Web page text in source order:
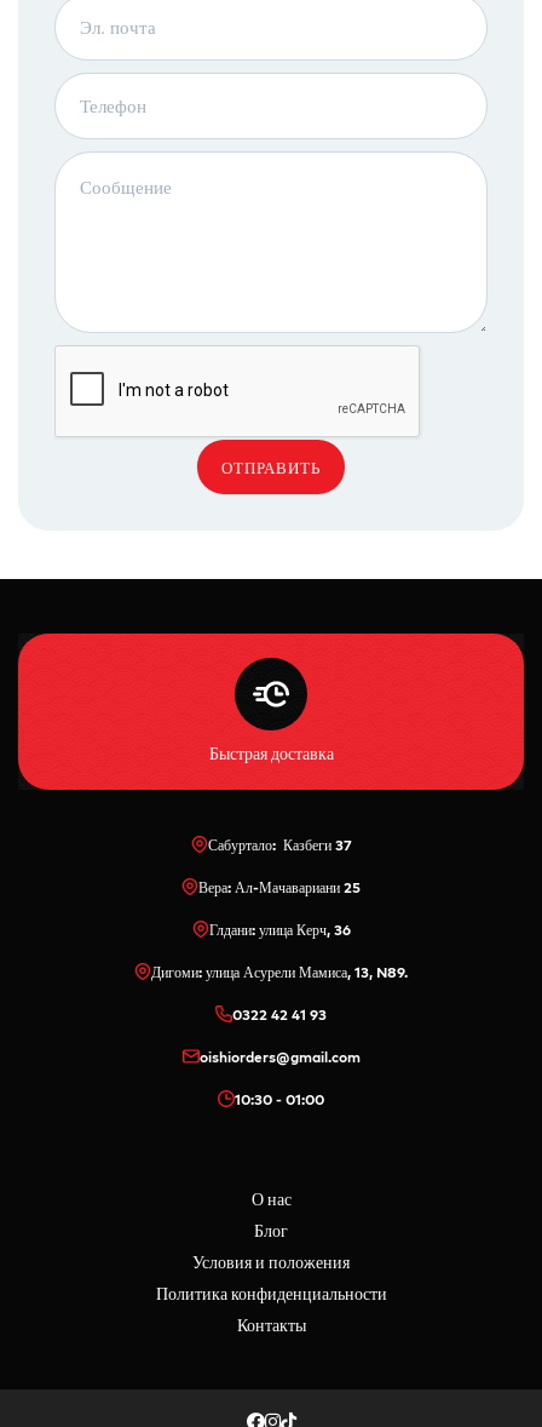
ОТПРАВИТЬ
Быстрая доставка
Сабуртало: Казбеги 37
Вера: Ал-Мачавариани 25
Глдани: улица Керч, 36
Дигоми: улица Асурели Мамиса, 13, N89.
0322 42 41 93
oishiorders@gmail.com
10:30 - 01:00
О нас
Блог
Условия и положения
Политика конфиденциальности
Контакты